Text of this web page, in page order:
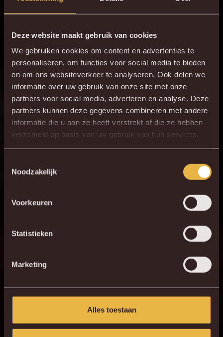
Deze website maakt gebruik van cookies
We gebruiken cookies om content en advertenties te
personaliseren, om functies voor social media te bieden
en om ons websiteverkeer te analyseren. Ook delen we
informatie over uw gebruik van onze site met onze
partners voor social media, adverteren en analyse. Deze
partners kunnen deze gegevens combineren met andere
informatie die u aan ze heeft verstrekt of die ze hebben
verzameld op basis van uw gebruik van hun services.
Noodzakelijk
Voorkeuren
Statistieken
Marketing
Alles toestaan